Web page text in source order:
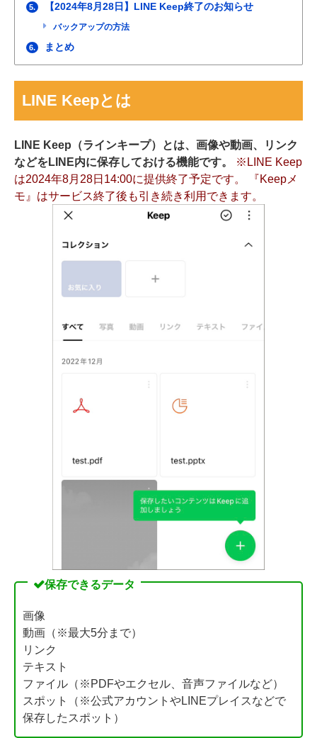
5. 【2024年8月28日】LINE Keep終了のお知らせ
バックアップの方法
6. まとめ
LINE Keepとは
LINE Keep（ラインキープ）とは、画像や動画、リンク
などをLINE内に保存しておける機能です。
※LINE Keep
は2024年8月28日 14:00に提供終了予定です。 『Keepメ
モ』はサービス終了後も引き続き利用できます。
保存できるデータ
画像
動画（※最大5分まで）
リンク
テキスト
ファイル（※PDFやエクセル、音声ファイルなど）
スポット（※公式アカウントやLINEプレイスなどで
保存したスポット）